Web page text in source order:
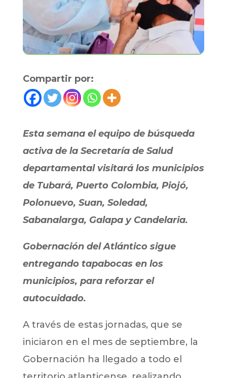
Compartir por:
Esta semana el equipo de búsqueda
activa de la Secretaría de Salud
departamental visitará los municipios
de Tubará, Puerto Colombia, Piojó,
Polonuevo, Suan, Soledad,
Sabanalarga, Galapa y Candelaria.
Gobernación del Atlántico sigue
entregando tapabocas en los
municipios, para reforzar el
autocuidado.
A través de estas jornadas, que se
iniciaron en el mes de septiembre, la
Gobernación ha llegado a todo el